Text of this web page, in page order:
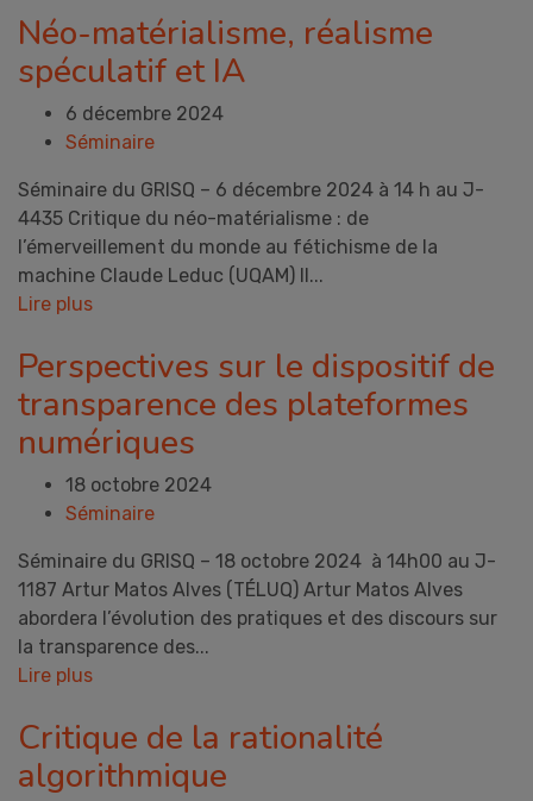
Néo-matérialisme, réalisme
spéculatif et IA
6 décembre 2024
Séminaire
Séminaire du GRISQ – 6 décembre 2024 à 14 h au J-
4435 Critique du néo-matérialisme : de
l’émerveillement du monde au fétichisme de la
machine Claude Leduc (UQAM) Il...
Lire plus
Perspectives sur le dispositif de
transparence des plateformes
numériques
18 octobre 2024
Séminaire
Séminaire du GRISQ – 18 octobre 2024 à 14h00 au J-
1187 Artur Matos Alves (TÉLUQ) Artur Matos Alves
abordera l’évolution des pratiques et des discours sur
la transparence des...
Lire plus
Critique de la rationalité
algorithmique